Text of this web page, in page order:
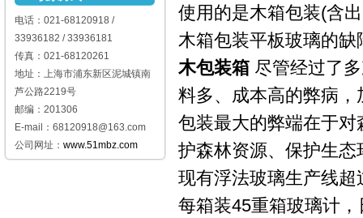
电话：021-68120918 /
33936182 / 33936181
传真：021-68120261
地址：上海市浦东新区泥城镇南
芦公路2219号
邮编：201306
E-mail：68120918@163.com
公司网址： www.51mbz.com
使用的是木箱包装(含
木箱包装平板玻璃的缺
木包装箱 尽管经过了
料多、成本高的弊病
包装最大的弊端在于
护森林资源、保护生
现有浮法玻璃生产线超
每箱装45重箱玻璃计